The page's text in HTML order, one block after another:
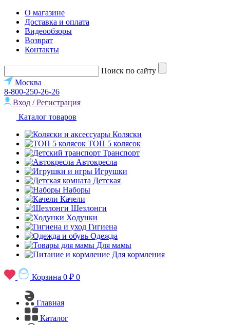
О магазине
Доставка и оплата
Видеообзоры
Возврат
Контакты
Поиск по сайту
Москва
8-800-250-26-26
Вход / Регистрация
Каталог товаров
Коляски
ТОП 5 колясок
Транспорт
Автокресла
Игрушки
Детская
Наборы
Качели
Шезлонги
Ходунки
Гигиена
Одежда
Для мамы
Для кормления
Корзина 0 ₽ 0
Главная
Каталог